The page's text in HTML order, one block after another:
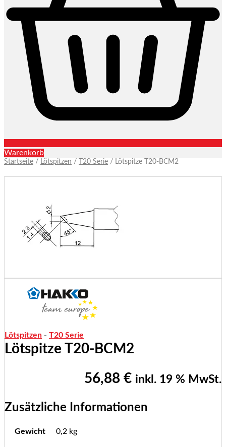
Warenkorb
Startseite / Lötspitzen / T20 Serie / Lötspitze T20-BCM2
Lötspitzen - T20 Serie
Lötspitze T20-BCM2
56,88 € inkl. 19 % MwSt.
Zusätzliche Informationen
Gewicht 0,2 kg